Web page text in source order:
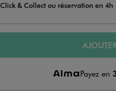
Click & Collect ou réservation en 4h
Payez en